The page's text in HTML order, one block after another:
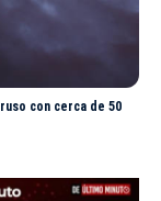
con cerca de 50